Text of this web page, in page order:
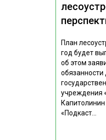
План
год будет
об этом
учреждения
«Подкаст...